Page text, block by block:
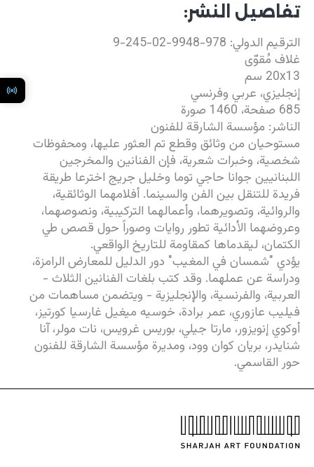
تفاصيل النشر:
الترقيم الدولي: 978-9948-02-245-9
غلاف مُقوّى
20x13 سم
إنجليزي، عربي وفرنسي
685 صفحة، 1460 صورة
الناشر: مؤسسة الشارقة للفنون
مستوحيان من وثائق وقطع تم العثور عليها، ومحفوظات
شخصية، وخبرات شعرية، فإن الفنانين والمخرجين
اللبنانيين جوانا حاجي توما وخليل جريج اخترعا طريقة
فريدة للتنقل بين الفن والسينما. أفلامهما الوثائقية،
والروائية، وتصويرهما، وأعمالهما التركيبية، ونصوصهما،
وعروضهما الأدائية تطور روايات وصوراً حول قصص طي
الكتمان، ليقدماها كمقاومة للتاريخ الواقعي.
يؤدي "شمسان في المغيب" دور الدليل للمعارض الرامزة،
ودراسة عن عملهما. وقد كتب بلغات الفنانين الثلاث -
العربية، والفرنسية، والإنجليزية - ويتضمن مساهمات من
فيليب عازوري، عمر برادة، خوسيه ميغيل غارسيا كورتيز،
أوكوي إنويزور، مارتا جيلي، بوريس غرويس، نات مولر، آنا
شنايدر، بريان كوان وود، ومديرة مؤسسة الشارقة للفنون
حور القاسمي.